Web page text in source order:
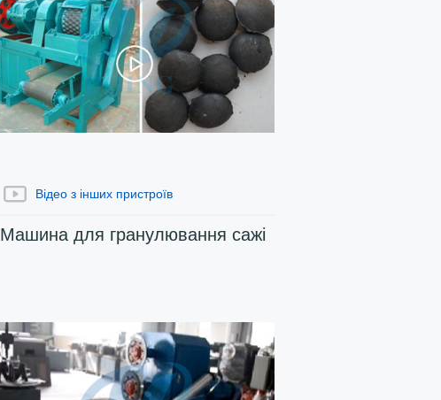
Відео з інших пристроїв
Машина для гранулювання сажі